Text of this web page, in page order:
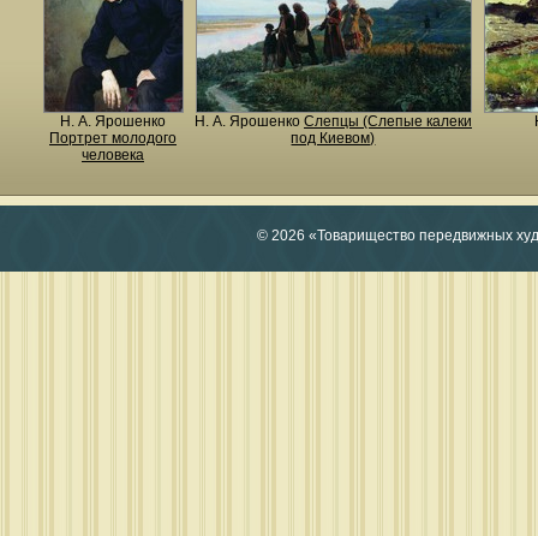
Н. A. Ярошенко
Портрет молодого
человека
Н. A. Ярошенко Слепцы (Слепые калеки
под Киевом)
© 2026 «Товарищество передвижных